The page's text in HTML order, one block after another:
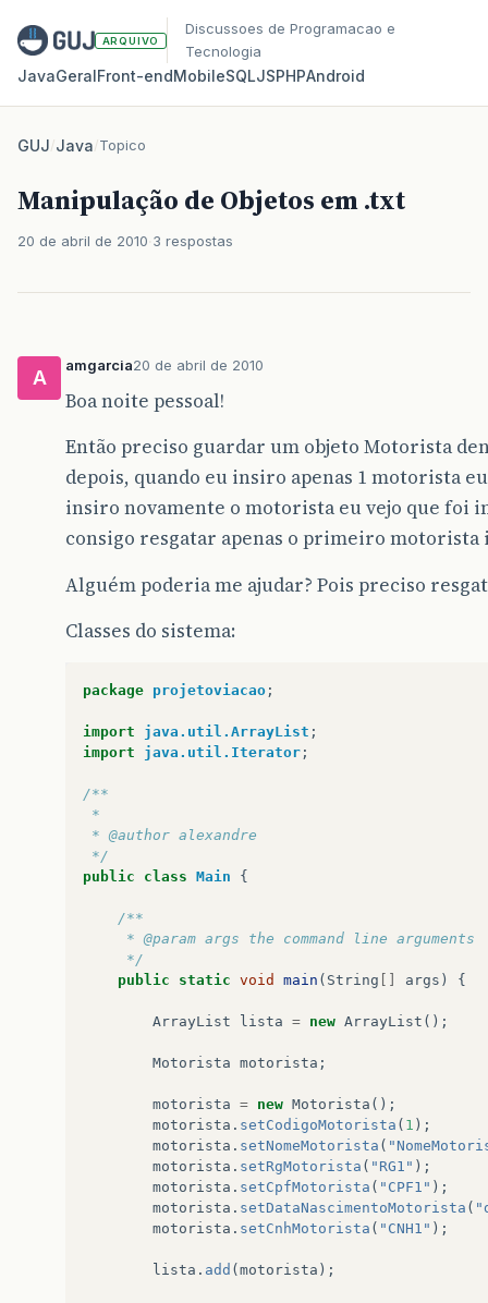
ARQUIVO
Discussoes de Programacao e
Tecnologia
JavaGeralFront‑endMobileSQLJSPHPAndroid
GUJ/Java/Topico
Manipulação de Objetos em .txt
20 de abril de 2010 3 respostas
A
amgarcia20 de abril de 2010
Boa noite pessoal!
Então preciso guardar um objeto Motorista
depois, quando eu insiro apenas 1 motorista
insiro novamente o motorista eu vejo que foi
consigo resgatar apenas o primeiro motorista
Alguém poderia me ajudar? Pois preciso
Classes do sistema:
package projetoviacao ;
import java.util.ArrayList ;
import
java.util.Iterator ;
/**
*
* @author alexandre
*/
public
class Main {
/**
     * @param args the command line arguments
     */
public
static void main ( String args ) {
ArrayList lista = new ArrayList ();
Motorista motorista ;
motorista = new Motorista ();
motorista . setCodigoMotorista ( 1 );
motorista . setNomeMotorista (
motorista . setRgMotorista ( "RG1" );
motorista . setCpfMotorista ( "CPF1" );
motorista . setDataNascimentoMotorista (
motorista . setCnhMotorista ( "CNH1" );
lista . add ( motorista );